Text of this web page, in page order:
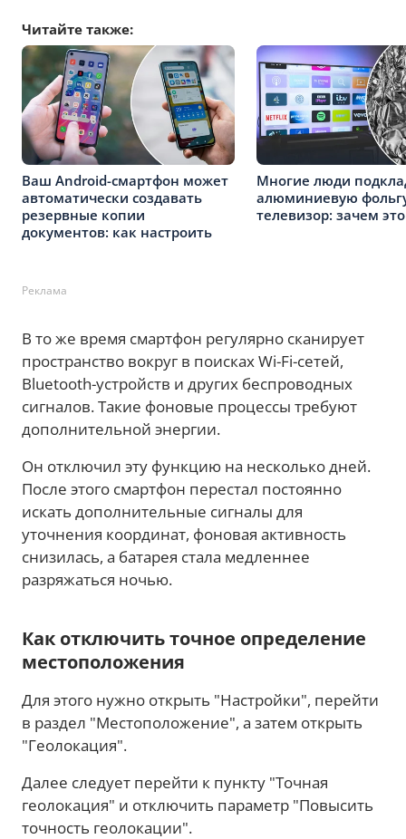
Читайте также:
Ваш Android-смартфон может
автоматически создавать
резервные копии
документов: как настроить
Многие люди
алюминиевую
телевизор: зачем
Реклама
В то же время смартфон регулярно сканирует
пространство вокруг в поисках Wi-Fi-сетей,
Bluetooth-устройств и других беспроводных
сигналов. Такие фоновые процессы требуют
дополнительной энергии.
Он отключил эту функцию на несколько дней.
После этого смартфон перестал постоянно
искать дополнительные сигналы для
уточнения координат, фоновая активность
снизилась, а батарея стала медленнее
разряжаться ночью.
Как отключить точное определение
местоположения
Для этого нужно открыть "Настройки", перейти
в раздел "Местоположение", а затем открыть
"Геолокация".
Далее следует перейти к пункту "Точная
геолокация" и отключить параметр "Повысить
точность геолокации".